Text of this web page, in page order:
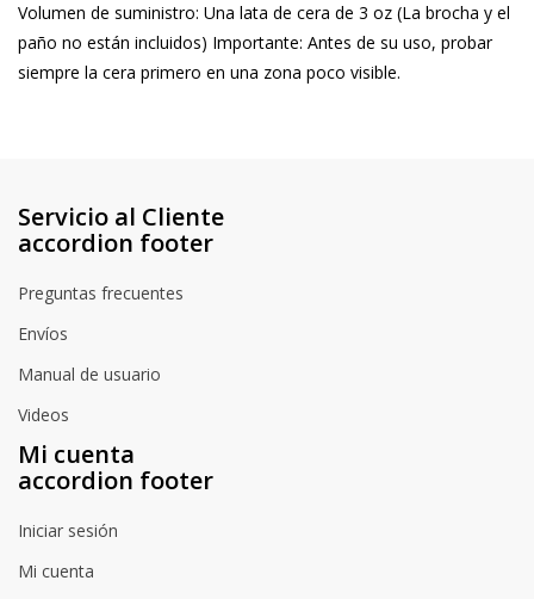
Volumen de suministro: Una lata de cera de 3 oz (La brocha y el
paño no están incluidos) Importante: Antes de su uso, probar
siempre la cera primero en una zona poco visible.
Servicio al Cliente
accordion footer
Preguntas frecuentes
Envíos
Manual de usuario
Videos
Mi cuenta
accordion footer
Iniciar sesión
Mi cuenta